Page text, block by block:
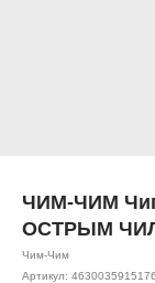
ЧИМ-ЧИМ
ОСТРЫМ
Чим-Чим
Артикул: 4630035915176